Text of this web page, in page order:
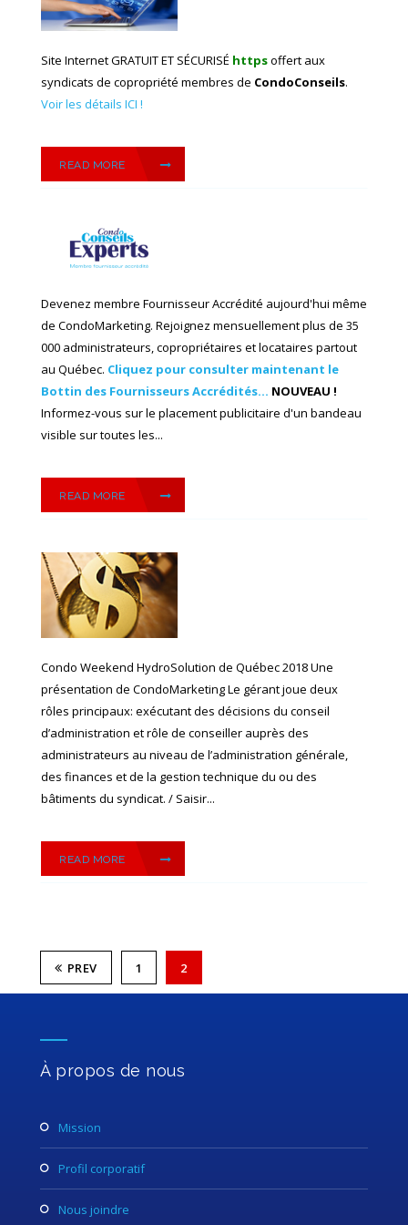
Site Internet GRATUIT ET SÉCURISÉ httpsoffert aux
syndicats de copropriété membres de CondoConseils.
Voir les détails ICI !
READ MORE
Devenez membre Fournisseur Accrédité aujourd'hui même
de CondoMarketing. Rejoignez mensuellement plus de 35
000 administrateurs, copropriétaires et locataires partout
au Québec. Cliquez pour consulter maintenant le
Bottin des Fournisseurs Accrédités... NOUVEAU !
Informez-vous sur le placement publicitaire d'un bandeau
visible sur toutes les...
READ MORE
Condo Weekend HydroSolution de Québec 2018 Une
présentation de CondoMarketing Le gérant joue deux
rôles principaux: exécutant des décisions du conseil
d’administration et rôle de conseiller auprès des
administrateurs au niveau de l’administration générale,
des finances et de la gestion technique du ou des
bâtiments du syndicat. / Saisir...
READ MORE
PREV 1 2
À propos de nous
mission
profil corporatif
nous joindre